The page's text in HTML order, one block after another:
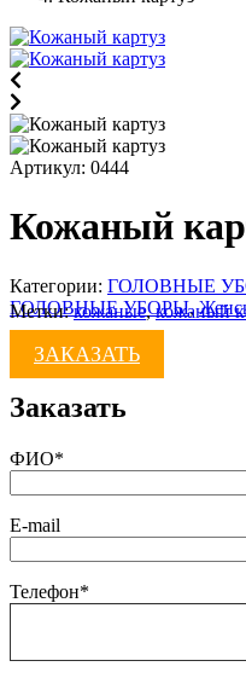
Артикул: 0444
Кожаный
Категории: ГОЛОВНЫЕ
ГОЛОВНЫЕ УБОРЫ,
Метки:кожаные,кожаный
ЗАКАЗАТЬ
Заказать
ФИО*
E-mail
Телефон*